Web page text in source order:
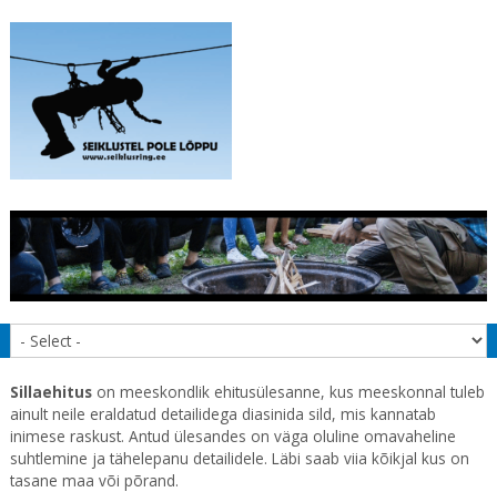
Sillaehitus on meeskondlik ehitusülesanne, kus meeskonnal tuleb
ainult neile eraldatud detailidega diasinida sild, mis kannatab
inimese raskust. Antud ülesandes on väga oluline omavaheline
suhtlemine ja tähelepanu detailidele. Läbi saab viia kõikjal kus on
tasane maa või põrand.